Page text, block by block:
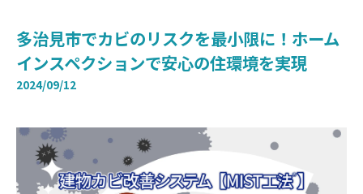
多治見市でカビのリスクを最小限に！ホーム
インスペクションで安心の住環境を実現
2024/09/12